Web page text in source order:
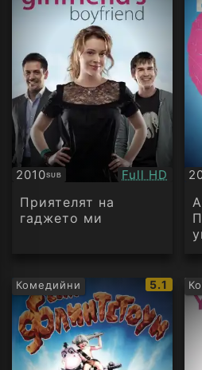
2010SUB
Субтитри Качество:
Full HD
Приятелят на
гаджето ми
Комедийни
IMDb
5.1